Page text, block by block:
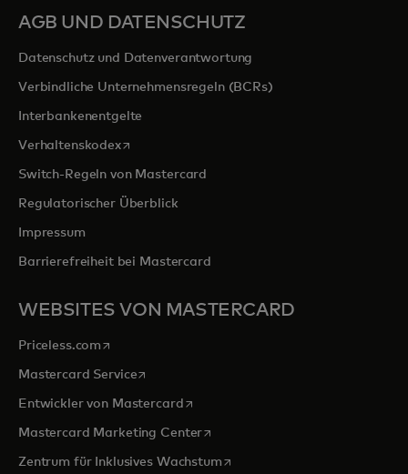
AGB UND DATENSCHUTZ
Datenschutz und Datenverantwortung
Verbindliche Unternehmensregeln (BCRs)
Interbankenentgelte
Verhaltenskodexwird in einer neuen Registerkarte geöffnet
Switch-Regeln von Mastercard
Regulatorischer Überblick
Impressum
Barrierefreiheit bei Mastercard
WEBSITES VON MASTERCARD
Priceless.com wird in einer neuen Registerkarte geöffnet
Mastercard Servicewird in einer neuen Registerkarte geöffnet
Entwickler von Mastercardwird in einer neuen Registerkarte
Mastercard Marketing Centerwird in einer neuen
Zentrum für Inklusives Wachstumwird in einer neuen